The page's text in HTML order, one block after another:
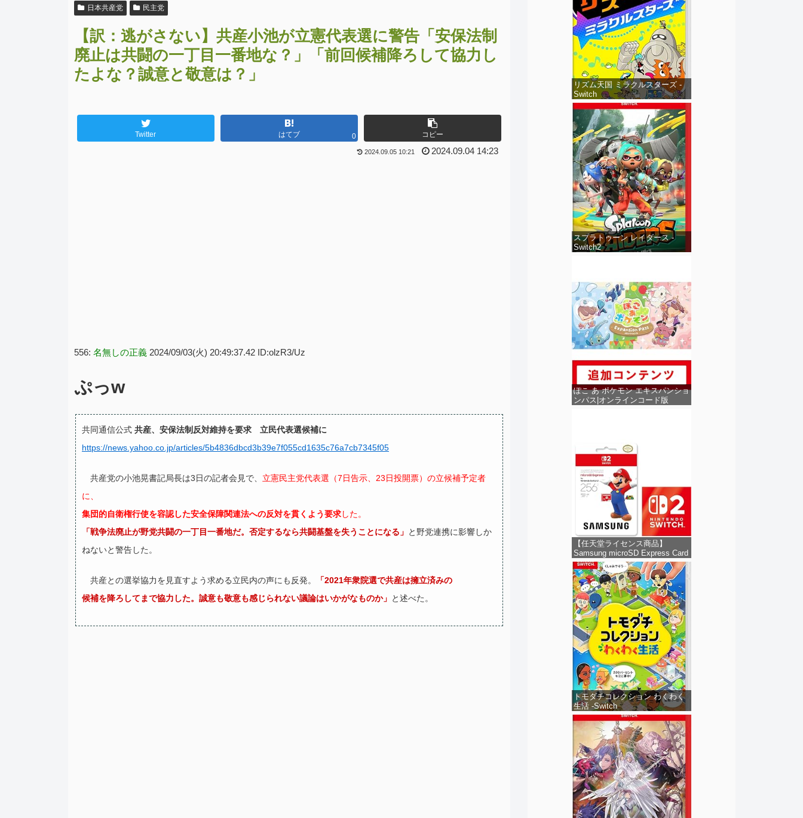
日本共産党 民主党
【訳：逃がさない】共産小池が立憲代表選に警告「安保法制
廃止は共闘の一丁目一番地な？」「前回候補降ろして協力し
たよな？誠意と敬意は？」
Twitter はてブ 0 コピー
2024.09.05 10:21 2024.09.04 14:23
556: 名無しの正義 2024/09/03(火) 20:49:37.42 ID:olzR3/Uz
ぷっw
共同通信公式 共産、安保法制反対維持を要求 立民代表選候補に
https://news.yahoo.co.jp/articles/5b4836dbcd3b39e7f055cd1635c76a7cb7345f05
共産党の小池晃書記局長は3日の記者会見で、 立憲民主党代表選（7日告示、23日投開票）の立候補予定者
に、
集団的自衛権行使を容認した安全保障関連法への反対を貫くよう要求した。
「戦争法廃止が野党共闘の一丁目一番地だ。否定するなら共闘基盤を失うことになる」 と野党連携に影響しか
ねないと警告した。
共産との選挙協力を見直すよう求める立民内の声にも反発。
「2021年衆院選で共産は擁立済みの
候補を降ろしてまで協力した。誠意も敬意も感じられない議論はいかがなものか」 と述べた。
リズム天国 ミラクルスターズ -
Switch
スプラトゥーン レイダース -
Switch2
ぽこ あ ポケモン エキスパンショ
ンパス|オンラインコード版
【任天堂ライセンス商品】
Samsung microSD Express Card
256GB for Nintendo Switch 2(サ
ムスン マイクロSDエクスプレス
カード 256GB) 【Amazon.co.jp
限定特典】Nintendo S
トモダチコレクション わくわく
生活 -Switch